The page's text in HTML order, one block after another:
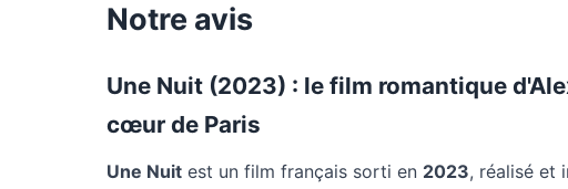
Notre avis
Une Nuit (2023) : le film romantique
cœur de Paris
Une Nuit est un film français sorti en 2023, réalisé et